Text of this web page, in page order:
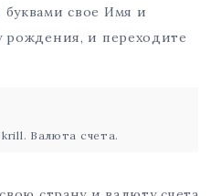
свое Имя и
и переходите
Валюта счета.